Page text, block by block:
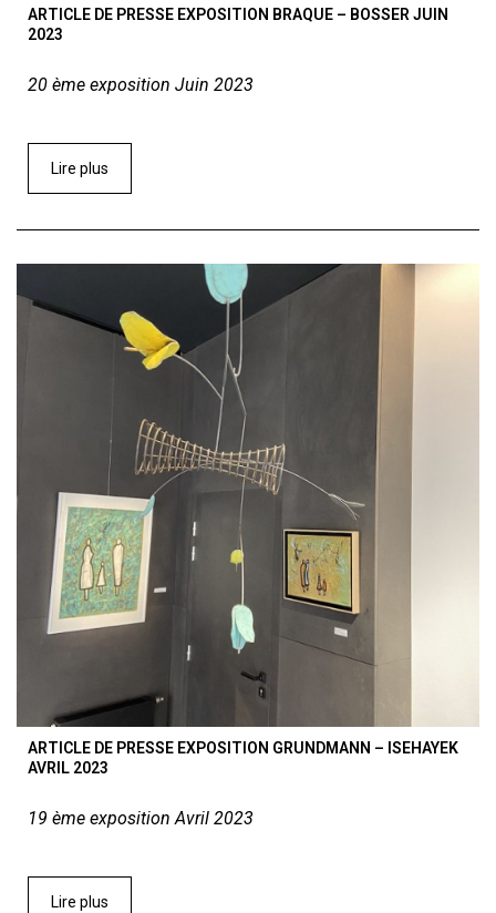
ARTICLE DE PRESSE EXPOSITION BRAQUE – BOSSER JUIN
2023
20 ème exposition Juin 2023
Lire plus
ARTICLE DE PRESSE EXPOSITION GRUNDMANN – ISEHAYEK
AVRIL 2023
19 ème exposition Avril 2023
Lire plus